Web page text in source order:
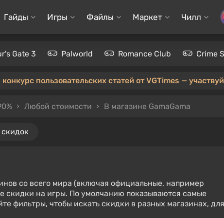
Гайды Игры Файлы Маркет Чилл
Gate 3 Palworld Romance Club Crime
конкурс пользовательских статей от VGTimes —
Любой стоимости В магазине GamaGama
со всего мира (включая официальные, например
скидки на игры. По умолчанию показываются самые
фильтры, чтобы искать скидки в разных магазинах, для